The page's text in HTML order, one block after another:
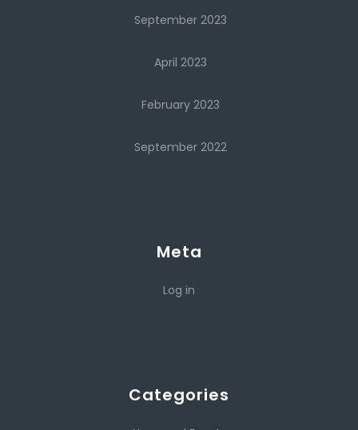
September 2023
April 2023
February 2023
September 2022
Meta
Log in
Categories